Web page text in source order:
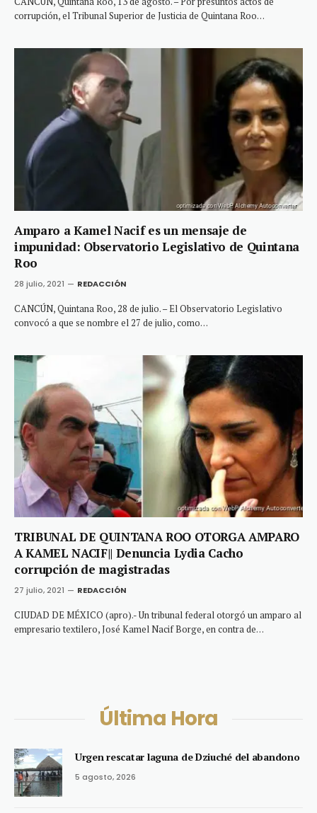
corrupción, el Tribunal Superior de Justicia de Quintana Roo…
Amparo a Kamel Nacif es un mensaje de
impunidad: Observatorio Legislativo de Quintana
Roo
28 julio, 2021 REDACCIÓN
CANCÚN, Quintana Roo, 28 de julio. – El Observatorio Legislativo
convocó a que se nombre el 27 de julio, como…
TRIBUNAL DE QUINTANA ROO OTORGA AMPARO
A KAMEL NACIF|| Denuncia Lydia Cacho
corrupción de magistradas
27 julio, 2021 REDACCIÓN
CIUDAD DE MÉXICO (apro).- Un tribunal federal otorgó un amparo al
empresario textilero, José Kamel Nacif Borge, en contra de…
Última Hora
Urgen rescatar laguna de Dziuché del abandono
5 agosto, 2026